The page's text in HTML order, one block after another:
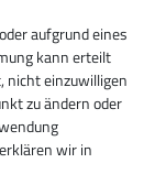
aufgrund eines
kann erteilt
nicht einzuwilligen
zu ändern oder
wir in